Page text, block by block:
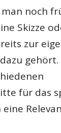
noch
Skizze
zur
für das